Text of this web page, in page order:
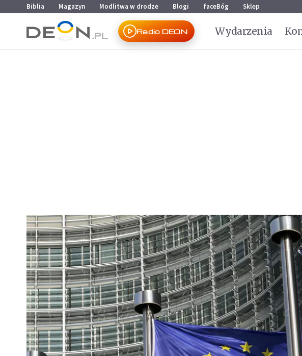
Przejdź do menu głównego
Przejdź do treści
Biblia Magazyn Modlitwa w drodze Blogi faceBóg Sklep
Radio DEON Wydarzenia